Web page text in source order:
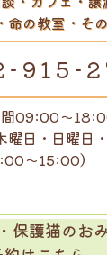
命の教室・そ
915-
間09:00～
曜日・日曜日
～15:00）
保護猫のお